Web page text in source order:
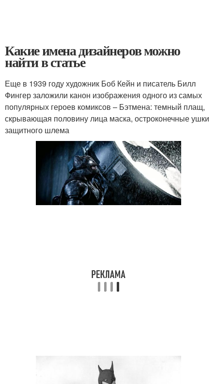
Какие имена дизайнеров можно
найти в статье
Еще в 1939 году художник Боб Кейн и писатель Билл
Фингер заложили канон изображения одного из самых
популярных героев комиксов – Бэтмена: темный плащ,
скрывающая половину лица маска, остроконечные ушки
защитного шлема